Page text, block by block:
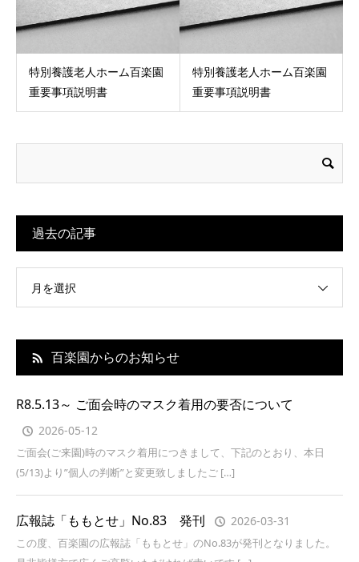
特別養護老人ホーム百楽園
重要事項説明書
特別養護老人ホーム百楽園
重要事項説明書
過去の記事
月を選択
百楽園からのお知らせ
R8.5.13～ ご面会時のマスク着用の要否について
2026-05-12
ご面会(ご来園)時のマスク着用につきまして、下記のとおり、本日
(5/13)より”個人の判断”と変更致しましたご […]
広報誌「ももとせ」No.83 発刊 2026-03-31
この度、百楽園の広報誌「ももとせ」のNo.83が発刊となりました。